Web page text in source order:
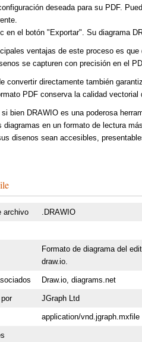
deseada para su PDF.
en el botón "Exportar". Su diagrama
ventajas de este proceso es
se capturen con precisión en el
convertir directamente también
PDF conserva la calidad
bien DRAWIO es una poderosa
diagramas en un formato de lectura
disenos sean accesibles,
archivo .DRAWIO
Formato de diagrama del
draw.io.
Draw.io, diagrams.net
JGraph Ltd
application/vnd.jgraph.mxfile